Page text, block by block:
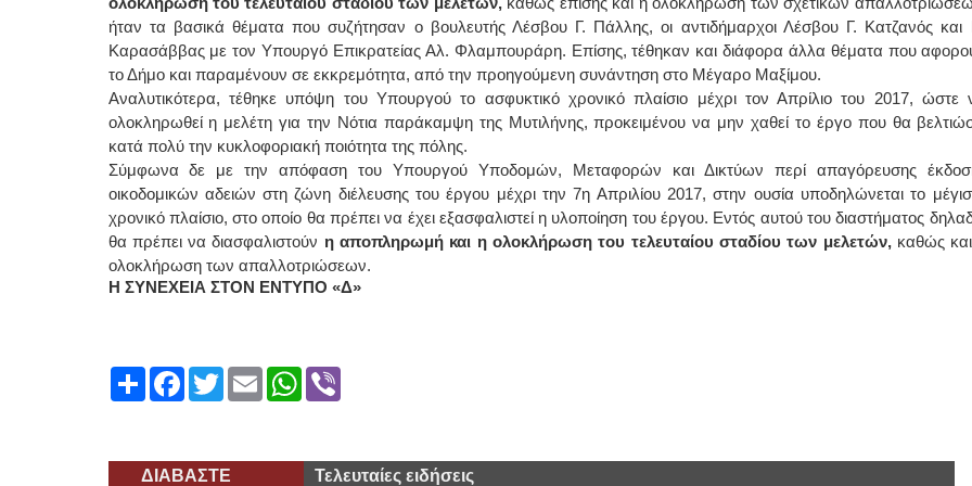
ήταν τα βασικά θέματα που συζήτησαν ο βουλευτής Λέσβου Γ. Πάλλης, οι αντιδήμαρχοι Λέσβου Γ. Κατζανός και
Καρασάββας με τον Υπουργό Επικρατείας Αλ. Φλαμπουράρη. Επίσης, τέθηκαν και διάφορα άλλα θέματα που
το Δήμο και παραμένουν σε εκκρεμότητα, από την προηγούμενη συνάντηση στο Μέγαρο Μαξίμου.
Αναλυτικότερα, τέθηκε υπόψη του Υπουργού το ασφυκτικό χρονικό πλαίσιο μέχρι τον Απρίλιο του 2017, ώστε
ολοκληρωθεί η μελέτη για την Νότια παράκαμψη της Μυτιλήνης, προκειμένου να μην χαθεί το έργο που θα
κατά πολύ την κυκλοφοριακή ποιότητα της πόλης.
Σύμφωνα δε με την απόφαση του Υπουργού Υποδομών, Μεταφορών και Δικτύων περί απαγόρευσης
οικοδομικών αδειών στη ζώνη διέλευσης του έργου μέχρι την 7η Απριλίου 2017, στην ουσία υποδηλώνεται το
χρονικό πλαίσιο, στο οποίο θα πρέπει να έχει εξασφαλιστεί η υλοποίηση του έργου. Εντός αυτού του διαστήματος
θα πρέπει να διασφαλιστούν η αποπληρωμή και η ολοκλήρωση του τελευταίου σταδίου των μελετών,καθώς
ολοκλήρωση των απαλλοτριώσεων.
Η ΣΥΝΕΧΕΙΑ ΣΤΟΝ ΕΝΤΥΠΟ «Δ»
ShareFacebook
TwitterEmailWhatsApp
Viber
ΔΙΑΒΑΣΤΕ Τελευταίες ειδήσεις
ΙΩΑΝΝΗΣ Α. ΜΑΛΛΙΑΣ
ΧΕΙΡΟΥΡΓΟΣ
ΟΦΘΑΛΜΙΑΤΡΟΣ
Διδάκτωρ Ιατρικής Σχολής
Πανεπιστημίου Αθηνών
Καβέτσου 10, Μυτιλήνη, τηλ:
2251038065
Χειρουργός Ωτορινολαρυγγολόγος